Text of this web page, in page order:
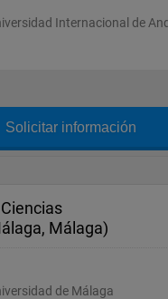
Internacional de
Solicitar información
Málaga)
de Málaga